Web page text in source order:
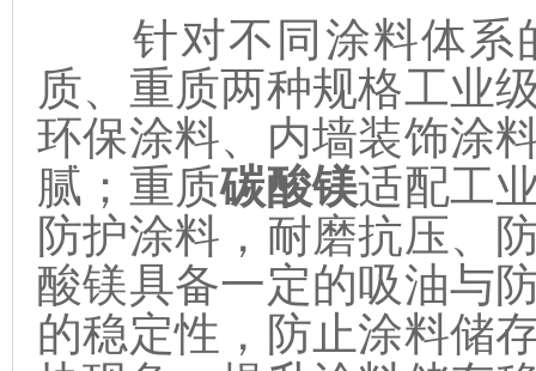
针对不同涂料体系
质、重质两种规格工业
环保涂料、内墙装饰涂
腻；重质碳酸镁适配工
防护涂料，耐磨抗压、
酸镁具备一定的吸油与
的稳定性，防止涂料储